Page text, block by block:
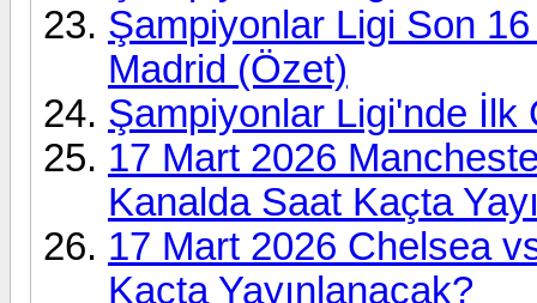
Şampiyonlar Ligi Son
Madrid (Özet)
Şampiyonlar Ligi'nde
17 Mart 2026
Kanalda Saat Kaçta
17 Mart 2026 Chelsea
Kaçta Yayınlanacak?